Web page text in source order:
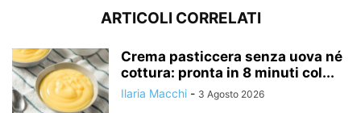
ARTICOLI CORRELATI
Crema pasticcera senza uova né
cottura: pronta in 8 minuti col...
Ilaria Macchi - 3 Agosto 2026